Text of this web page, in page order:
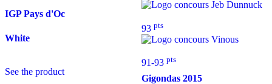
IGP Pays d'Oc
White
See the product
93 pts
91-93 pts
Gigondas 2015